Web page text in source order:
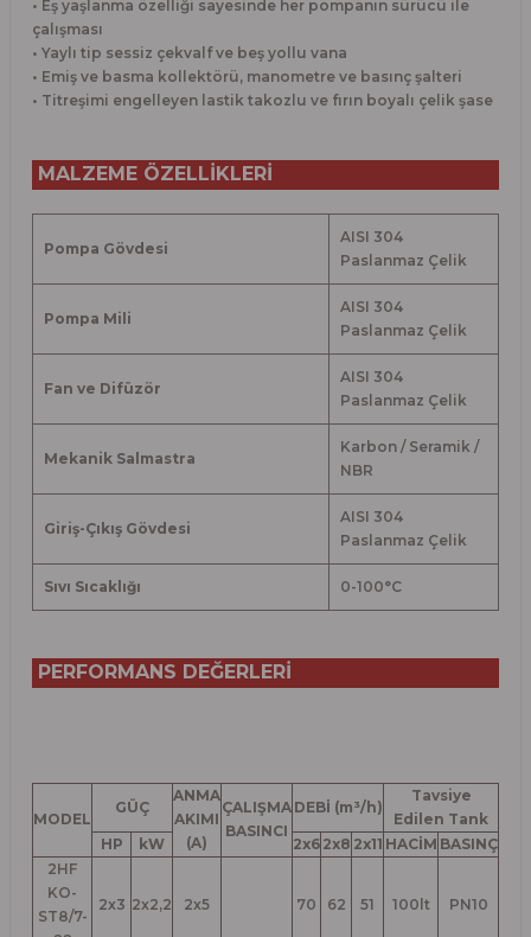
• Eş yaşlanma özelliği sayesinde her pompanın sürücü ile
çalışması
• Yaylı tip sessiz çekvalf ve beş yollu vana
• Emiş ve basma kollektörü, manometre ve basınç şalteri
• Titreşimi engelleyen lastik takozlu ve fırın boyalı çelik şase
MALZEME ÖZELLİKLERİ
Pompa Gövdesi
AISI 304
Paslanmaz Çelik
Pompa Mili
AISI 304
Paslanmaz Çelik
Fan ve Difüzör
AISI 304
Paslanmaz Çelik
Mekanik Salmastra
Karbon / Seramik /
NBR
Giriş-Çıkış Gövdesi
AISI 304
Paslanmaz Çelik
Sıvı Sıcaklığı 0-100°C
PERFORMANS DEĞERLERİ
MODEL
GÜÇ
ANMA
AKIMI
(A)
ÇALIŞMA
BASINCI
DEBİ (m³/h)
Tavsiye
Edilen Tank
HP
kW 2x6 2x8 2x11 HACİM BASINÇ
2HF
KO-
ST8/7-
2x3 2x2,2 2x5 70 62 51 100lt PN10